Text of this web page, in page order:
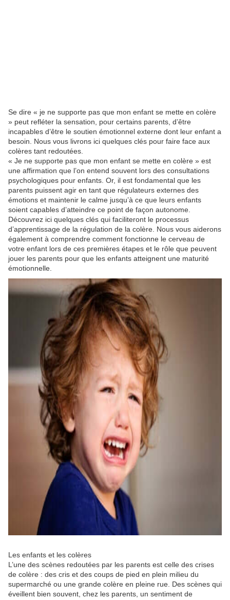
Se dire « je ne supporte pas que mon enfant se mette en colère
» peut refléter la sensation, pour certains parents, d’être
incapables d’être le soutien émotionnel externe dont leur enfant a
besoin. Nous vous livrons ici quelques clés pour faire face aux
colères tant redoutées.
« Je ne supporte pas que mon enfant se mette en colère » est
une affirmation que l’on entend souvent lors des consultations
psychologiques pour enfants. Or, il est fondamental que les
parents puissent agir en tant que régulateurs externes des
émotions et maintenir le calme jusqu’à ce que leurs enfants
soient capables d’atteindre ce point de façon autonome.
Découvrez ici quelques clés qui faciliteront le processus
d’apprentissage de la régulation de la colère. Nous vous aiderons
également à comprendre comment fonctionne le cerveau de
votre enfant lors de ces premières étapes et le rôle que peuvent
jouer les parents pour que les enfants atteignent une maturité
émotionnelle.
Les enfants et les colères
L’une des scènes redoutées par les parents est celle des crises
de colère : des cris et des coups de pied en plein milieu du
supermarché ou une grande colère en pleine rue. Des scènes qui
éveillent bien souvent, chez les parents, un sentiment de